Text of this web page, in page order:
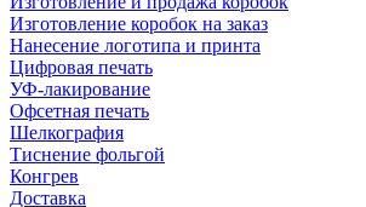
Изготовление коробок на заказ
Нанесение логотипа и принта
Цифровая печать
УФ-лакирование
Офсетная печать
Шелкография
Тиснение фольгой
Конгрев
Доставка